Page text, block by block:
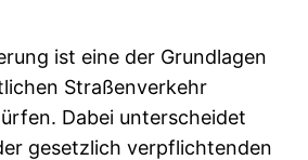
ist eine der Grundlagen
Straßenverkehr
Dabei unterscheidet
gesetzlich verpflichtenden